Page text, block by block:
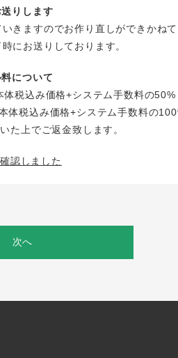
りします
きますのでお作り直しができかね
にお送りしております。
について
税込み価格+システム手数料の50%
体税込み価格+システム手数料の
た上でご返金致します。
確認しました
次へ